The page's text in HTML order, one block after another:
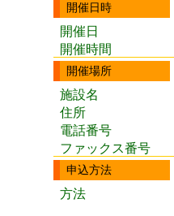
開催日時
開催日
開催時間
開催場所
施設名
住所
電話番号
ファックス番号
申込方法
方法